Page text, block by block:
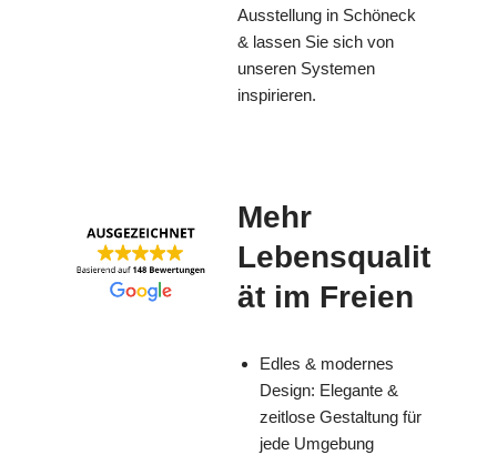
Ausstellung in Schöneck
& lassen Sie sich von
unseren Systemen
inspirieren.
Mehr
Lebensqualit
ät im Freien
Edles & modernes
Design: Elegante &
zeitlose Gestaltung für
jede Umgebung